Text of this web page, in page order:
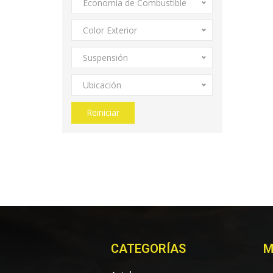
Economía de Combustible
Color Exterior
Suspensión
Ubicación
Reiniciar
CATEGORÍAS